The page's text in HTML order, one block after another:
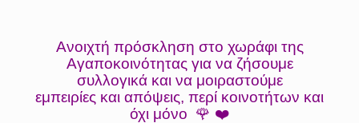
Ανοιχτή πρόσκληση στο χωράφι της
Αγαποκοινότητας για να ζήσουμε
συλλογικά και να μοιραστούμε
εμπειρίες και απόψεις, περί κοινοτήτων και
όχι μόνο 🌹 ❤️